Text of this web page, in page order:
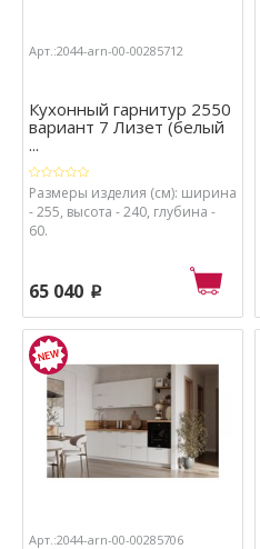
Арт.:2044-arn-00-00285712
Кухонный гарнитур 2550
вариант 7 Лизет (белый
...
Размеры изделия (см): ширина
- 255, высота - 240, глубина -
60.
65 040 p
Арт.:2044-arn-00-00285706